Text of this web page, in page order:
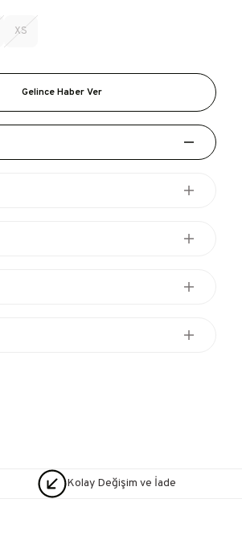
XS
Gelince Haber Ver
Kolay Değişim ve İade